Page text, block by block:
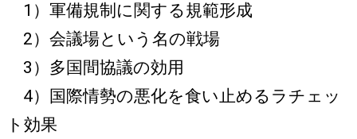
1）軍備規制に関する規範形成
2）会議場という名の戦場
3）多国間協議の効用
4）国際情勢の悪化を食い止めるラチェッ
ト効果